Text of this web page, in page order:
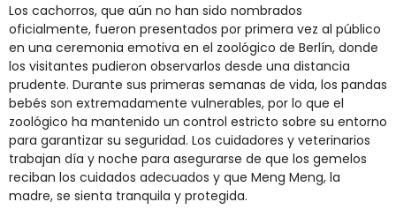
Los cachorros, que aún no han sido nombrados
oficialmente, fueron presentados por primera vez al público
en una ceremonia emotiva en el zoológico de Berlín, donde
los visitantes pudieron observarlos desde una distancia
prudente. Durante sus primeras semanas de vida, los pandas
bebés son extremadamente vulnerables, por lo que el
zoológico ha mantenido un control estricto sobre su entorno
para garantizar su seguridad. Los cuidadores y veterinarios
trabajan día y noche para asegurarse de que los gemelos
reciban los cuidados adecuados y que Meng Meng, la
madre, se sienta tranquila y protegida.